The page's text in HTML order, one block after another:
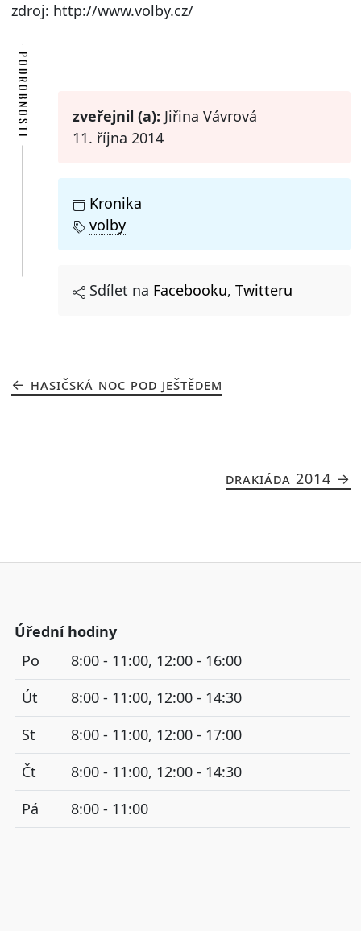
zdroj: http://www.volby.cz/
PODROBNOSTI zveřejnil (a): Jiřina Vávrová
11. října 2014
Kronika
volby
Sdílet na Facebooku, Twitteru
HASIČSKÁ NOC POD JEŠTĚDEM
DRAKIÁDA 2014
Úřední hodiny
Po
8:00 - 11:00, 12:00 - 16:00
Út
8:00 - 11:00, 12:00 - 14:30
St
8:00 - 11:00, 12:00 - 17:00
Čt
8:00 - 11:00, 12:00 - 14:30
Pá
8:00 - 11:00